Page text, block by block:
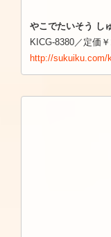
やこでたいそう し
KICG-8380／定価
http://sukuiku.com/